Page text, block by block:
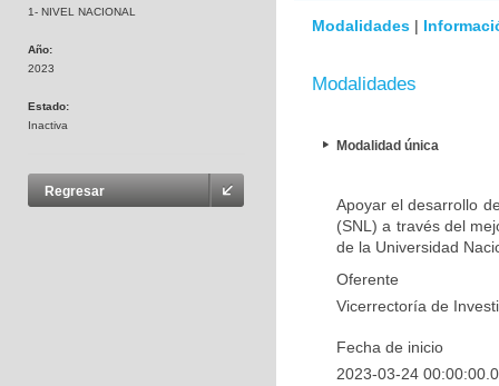
1- NIVEL NACIONAL
Año:
2023
Estado:
Inactiva
Regresar
Modalidades |
Modalidades
Modalidad única
Apoyar el desarrollo
(SNL) a través del
de la Universidad
Oferente
Vicerrectoría de
Fecha de inicio
2023-03-24 00:00:00.0